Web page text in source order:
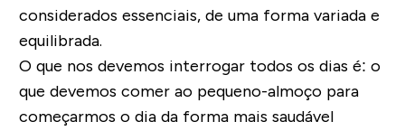
considerados essenciais, de uma forma variada e
equilibrada.
O que nos devemos interrogar todos os dias é: o
que devemos comer ao pequeno-almoço para
começarmos o dia da forma mais saudável